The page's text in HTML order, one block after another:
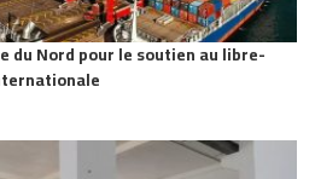
du Nord pour le soutien au libre-